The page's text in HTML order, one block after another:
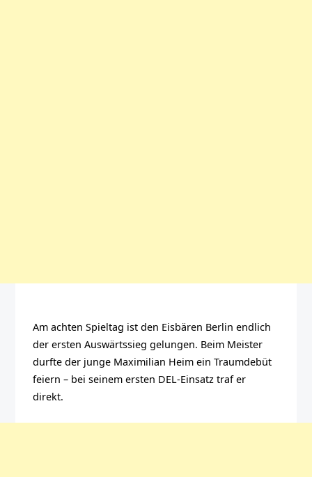
Am achten Spieltag ist den Eisbären Berlin endlich
der ersten Auswärtssieg gelungen. Beim Meister
durfte der junge Maximilian Heim ein Traumdebüt
feiern – bei seinem ersten DEL-Einsatz traf er
direkt.